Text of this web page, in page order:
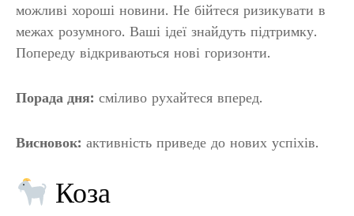
можливі хороші новини. Не бійтеся ризикувати в
межах розумного. Ваші ідеї знайдуть підтримку.
Попереду відкриваються нові горизонти.
Порада дня: сміливо рухайтеся вперед.
Висновок: активність приведе до нових успіхів.
Коза